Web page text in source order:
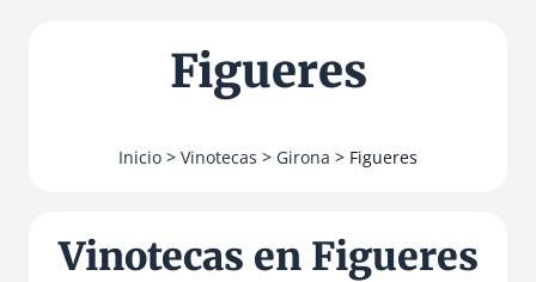
Figueres
Inicio > Vinotecas > Girona > Figueres
Vinotecas en Figueres